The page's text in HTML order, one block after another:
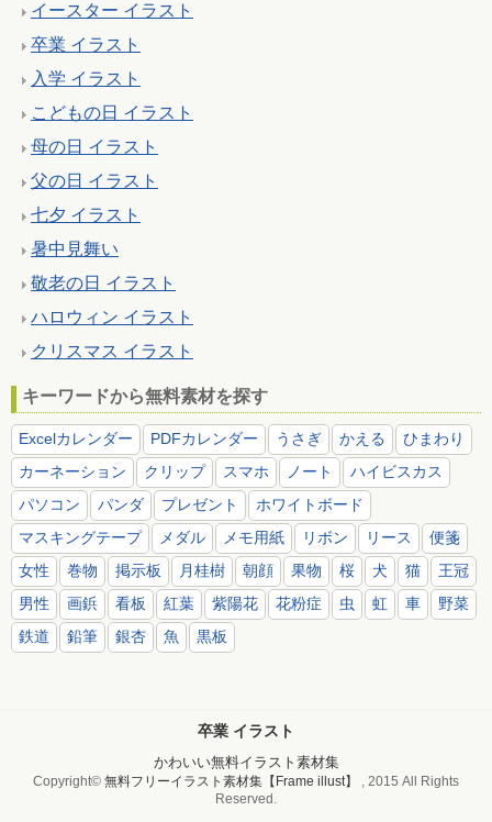
イースター イラスト
卒業 イラスト
入学 イラスト
こどもの日 イラスト
母の日 イラスト
父の日 イラスト
七夕 イラスト
暑中見舞い
敬老の日 イラスト
ハロウィン イラスト
クリスマス イラスト
キーワードから無料素材を探す
Excelカレンダー PDFカレンダー うさぎ かえる
ひまわり
カーネーション
クリップ スマホ ノート
ハイビスカス
パソコン
パンダ プレゼント
ホワイトボード
マスキングテープ
メダル メモ用紙 リボン リース
便箋
女性
巻物 掲示板 月桂樹 朝顔 果物 桜 犬 猫
王冠
男性
画鋲 看板 紅葉 紫陽花 花粉症 虫 虹 車
野菜
鉄道
鉛筆 銀杏 魚 黒板
卒業 イラスト
かわいい無料イラスト素材集
Copyright© 無料フリーイラスト素材集【Frame illust】
, 2015 All Rights
Reserved.